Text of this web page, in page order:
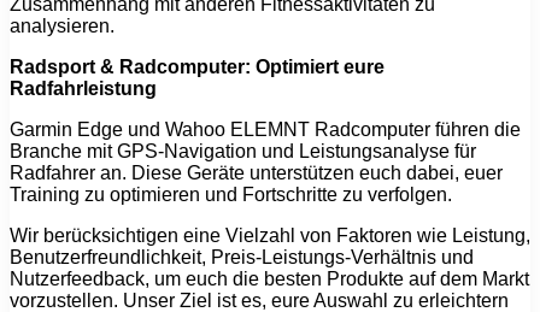
Zusammenhang mit anderen Fitnessaktivitäten zu
analysieren.
Radsport & Radcomputer: Optimiert eure
Radfahrleistung
Garmin Edge und Wahoo ELEMNT Radcomputer führen die
Branche mit GPS-Navigation und Leistungsanalyse für
Radfahrer an. Diese Geräte unterstützen euch dabei, euer
Training zu optimieren und Fortschritte zu verfolgen.
Wir berücksichtigen eine Vielzahl von Faktoren wie Leistung,
Benutzerfreundlichkeit, Preis-Leistungs-Verhältnis und
Nutzerfeedback, um euch die besten Produkte auf dem Markt
vorzustellen. Unser Ziel ist es, eure Auswahl zu erleichtern